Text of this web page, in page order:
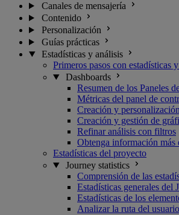
Canales de mensajería
Contenido
Personalización
Guías prácticas
Estadísticas y análisis
Primeros pasos con estadísticas
Dashboards
Resumen de los Paneles
Métricas del panel de
Creación y
Creación y gestión de
Refinar análisis con filtros
Obtenga información más
Estadísticas del proyecto
Journey statistics
Comprensión de las
Estadísticas generales del
Estadísticas de los
Analizar la ruta del